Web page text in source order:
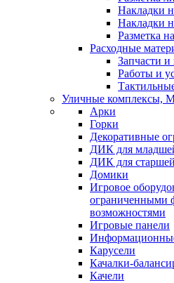
Накладки
Накладки
Разметка
Расходные
Запчасти
Работы и
Уличные комплексы,
Арки
Горки
Декоративные
ДИК для
ДИК для
Домики
Игровое
ограниченными
возможностями
Игровые панели
Карусели
Качалки-
Качели